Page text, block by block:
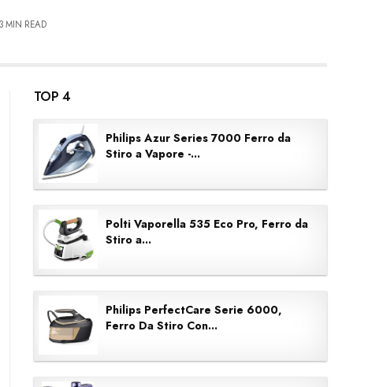
MIN READ
TOP 4
Philips Azur Series 7000 Ferro da
Stiro a Vapore -...
Polti Vaporella 535 Eco Pro, Ferro da
Stiro a...
Philips PerfectCare Serie 6000,
Ferro Da Stiro Con...